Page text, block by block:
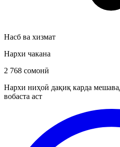
Насб ва хизмат
Нархи чакана
2 768 сомонӣ
Нархи ниҳоӣ дақиқ карда
вобаста аст